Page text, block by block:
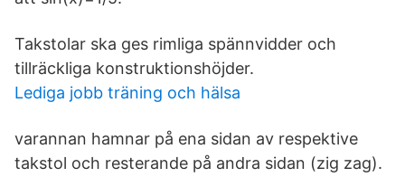
Takstolar ska ges rimliga spännvidder och
tillräckliga konstruktionshöjder.
Lediga jobb träning och hälsa
varannan hamnar på ena sidan av respektive
takstol och resterande på andra sidan (zig zag).